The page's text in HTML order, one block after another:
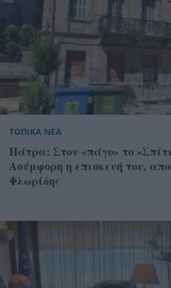
ΤΟΠΙΚΑ ΝΕΑ
Πάτρα: Στον «πάγο» το
Ασύμφορη η επισκευή του,
Φλωρίδης